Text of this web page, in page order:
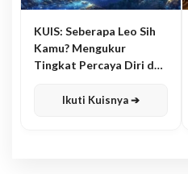
KUIS: Seberapa Leo Sih
Kamu? Mengukur
Tingkat Percaya Diri dan
Ikuti Kuisnya ➔